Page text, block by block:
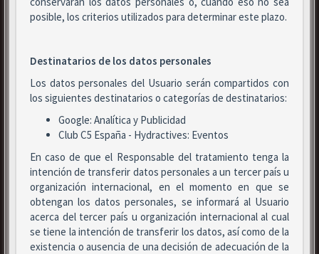
posible, los criterios utilizados para determinar este plazo.
Destinatarios de los datos personales
Los datos personales del Usuario serán compartidos con
los siguientes destinatarios o categorías de destinatarios:
Google: Analítica y Publicidad
Club C5 España - Hydractives: Eventos
En caso de que el Responsable del tratamiento tenga la
intención de transferir datos personales a un tercer país u
organización internacional, en el momento en que se
obtengan los datos personales, se informará al Usuario
acerca del tercer país u organización internacional al cual
se tiene la intención de transferir los datos, así como de la
existencia o ausencia de una decisión de adecuación de la